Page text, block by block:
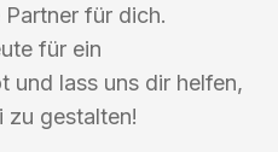
für dich.
für ein
und lass uns dir helfen,
zu gestalten!